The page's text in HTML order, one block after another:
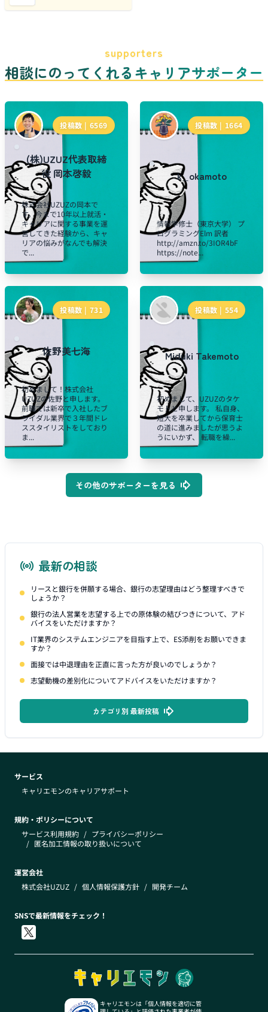
supporters
相談にのってくれるキャリアサポーター
投稿数 | 6569
(株)UZUZ代表取締
役 岡本啓毅
株式会社UZUZの岡本で
す。今まで10年以上就活・
キャリアに関する事業を運
営してきた経験から、キャ
リアの悩みがなんでも解決
で...
投稿数 | 1664
k_okamoto
情報学修士（東京大学） プ
ログラミングElm 訳者
http://amzn.to/3IOR4bF
https://note...
投稿数 | 731
佐野美七海
初めまして！株式会社
UZUZの佐野と申します。
前職では新卒で入社したブ
ライダル業界で３年間ドレ
ススタイリストをしており
ま...
投稿数 | 554
Miduki Takemoto
初めまして、UZUZのタケ
モトと申します。 私自身、
短大を卒業してから保育士
の道に進みましたが思うよ
うにいかず、 転職を繰...
その他のサポーターを見る
最新の相談
リースと銀行を併願する場合、銀行の志望理由はどう整理すべきで
しょうか？
銀行の法人営業を志望する上での原体験の結びつきについて、アド
バイスをいただけますか？
IT業界のシステムエンジニアを目指す上で、ES添削をお願いできま
すか？
面接では中退理由を正直に言った方が良いのでしょうか？
志望動機の差別化についてアドバイスをいただけますか？
カテゴリ別 最新投稿
サービス
キャリエモンのキャリアサポート
規約・ポリシーについて
サービス利用規約 / プライバシーポリシー
/ 匿名加工情報の取り扱いについて
運営会社
株式会社UZUZ / 個人情報保護方針 / 開発チーム
SNSで最新情報をチェック！
キャリエモンは「個人情報を適切に管